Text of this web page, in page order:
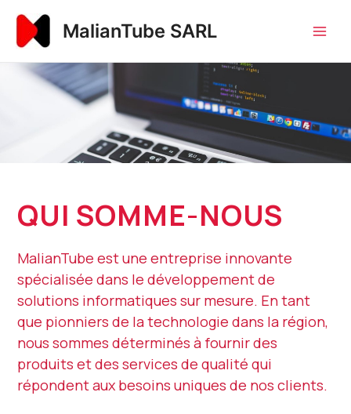
contenu
MalianTube SARL
QUI SOMME-NOUS
MalianTube est une entreprise innovante
spécialisée dans le développement de
solutions informatiques sur mesure. En tant
que pionniers de la technologie dans la région,
nous sommes déterminés à fournir des
produits et des services de qualité qui
répondent aux besoins uniques de nos clients.